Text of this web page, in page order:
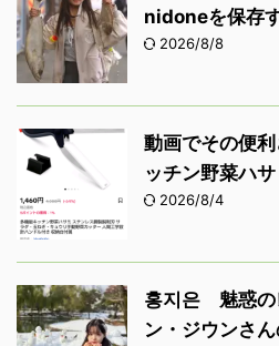
nidoneを保存
2026/8/8
動画でその便
ッチン野菜ハ
2026/8/4
홍지은 魅惑の
ン・ジウンさ